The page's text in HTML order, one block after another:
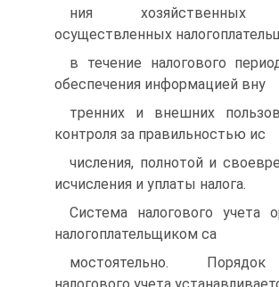
ния хозяйственных
осуществленных
в течение налогового
обеспечения информацией вну
тренних и внешних
контроля за правильностью ис
числения, полнотой и
исчисления и уплаты налога.
Система налогового учета
налогоплательщиком са
мостоятельно.